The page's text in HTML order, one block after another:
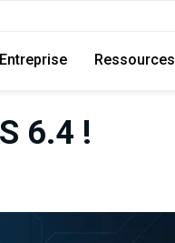
Entreprise Ressources
6.4 !